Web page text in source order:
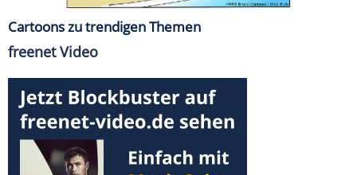
Cartoons zu trendigen Themen
freenet Video